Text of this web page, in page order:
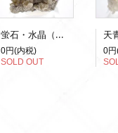
蛍石・水晶（蛍光）
0円(内税)
SOLD OUT
0